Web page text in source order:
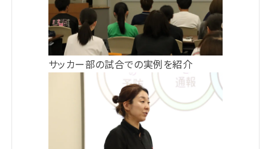
サッカー部の試合での実例を紹介